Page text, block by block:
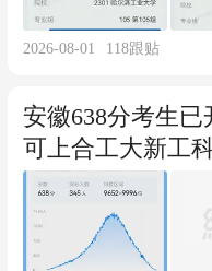
2026-08-01 118跟贴
安徽638分考生已
可上合工大新工